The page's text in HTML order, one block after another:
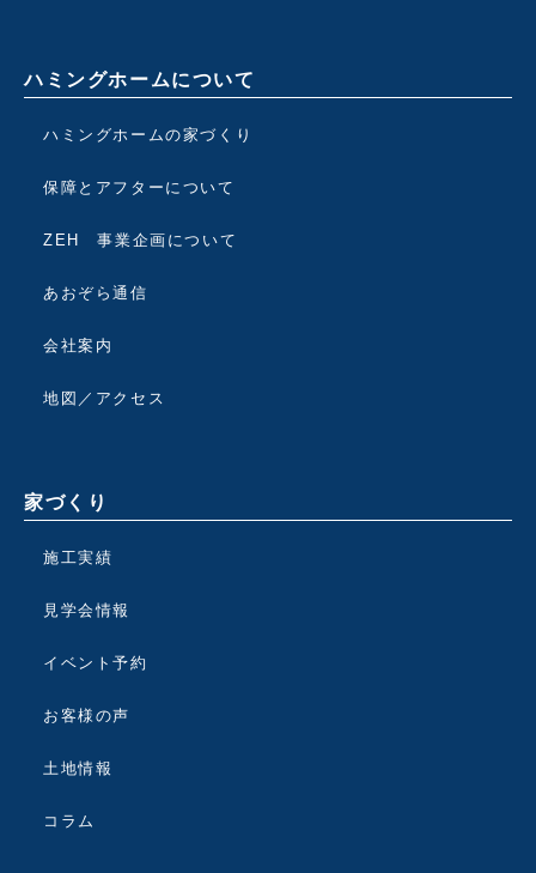
ハミングホームについて
ハミングホームの家づくり
保障とアフターについて
ZEH 事業企画について
あおぞら通信
会社案内
地図／アクセス
家づくり
施工実績
見学会情報
イベント予約
お客様の声
土地情報
コラム